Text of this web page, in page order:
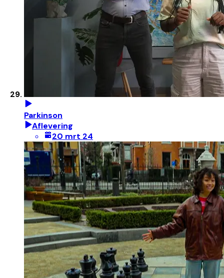
Parkinson
Aflevering
20 mrt 24